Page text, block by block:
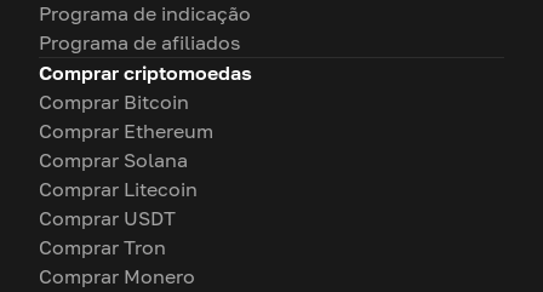
Programa de indicação
Programa de afiliados
Comprar criptomoedas
Comprar Bitcoin
Comprar Ethereum
Comprar Solana
Comprar Litecoin
Comprar USDT
Comprar Tron
Comprar Monero